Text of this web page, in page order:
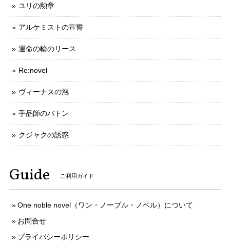
ユリの勲章
アルケミストの宣誓
運命の輪のリース
Re:novel
ヴィーナスの泡
手品師のバトン
クジャクの誘惑
Guide ご利用ガイド
One noble novel（ワン・ノーブル・ノベル）について
お問合せ
プライバシーポリシー